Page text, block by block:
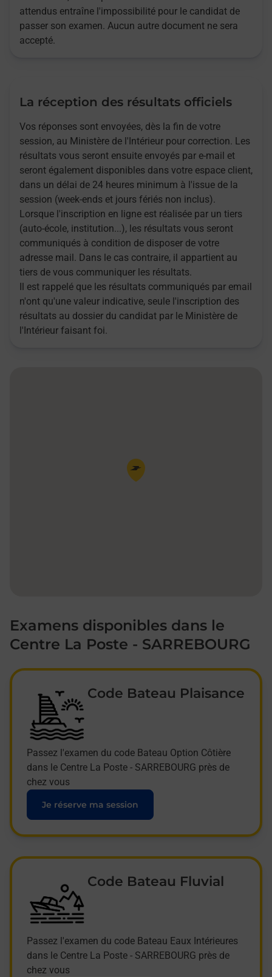
attendus entraîne l'impossibilité pour le candidat de
passer son examen. Aucun autre document ne sera
accepté.
La réception des résultats officiels
Vos réponses sont envoyées, dès la fin de votre
session, au Ministère de l'Intérieur pour correction. Les
résultats vous seront ensuite envoyés par e-mail et
seront également disponibles dans votre espace client,
dans un délai de 24 heures minimum à l'issue de la
session (week-ends et jours fériés non inclus).
Lorsque l'inscription en ligne est réalisée par un tiers
(auto-école, institution...), les résultats vous seront
communiqués à condition de disposer de votre
adresse mail. Dans le cas contraire, il appartient au
tiers de vous communiquer les résultats.
Il est rappelé que les résultats communiqués par email
n'ont qu'une valeur indicative, seule l'inscription des
résultats au dossier du candidat par le Ministère de
l'Intérieur faisant foi.
Pin de la carte
Examens disponibles dans le
Centre La Poste - SARREBOURG
Code Bateau Plaisance
Passez l'examen du code Bateau Option Côtière
dans le Centre La Poste - SARREBOURG près de
chez vous
Je réserve ma session
Code Bateau Fluvial
Passez l'examen du code Bateau Eaux Intérieures
dans le Centre La Poste - SARREBOURG près de
chez vous